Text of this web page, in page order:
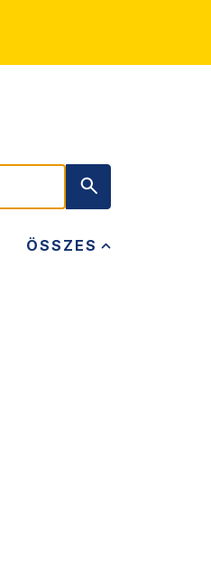
ÖSSZES